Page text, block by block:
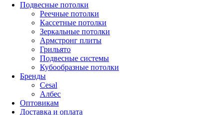
Подвесные потолки
Реечные потолки
Кассетные потолки
Зеркальные потолки
Армстронг плиты
Грильято
Подвесные системы
Кубообразные потолки
Бренды
Cesal
Албес
Оптовикам
Доставка и оплата